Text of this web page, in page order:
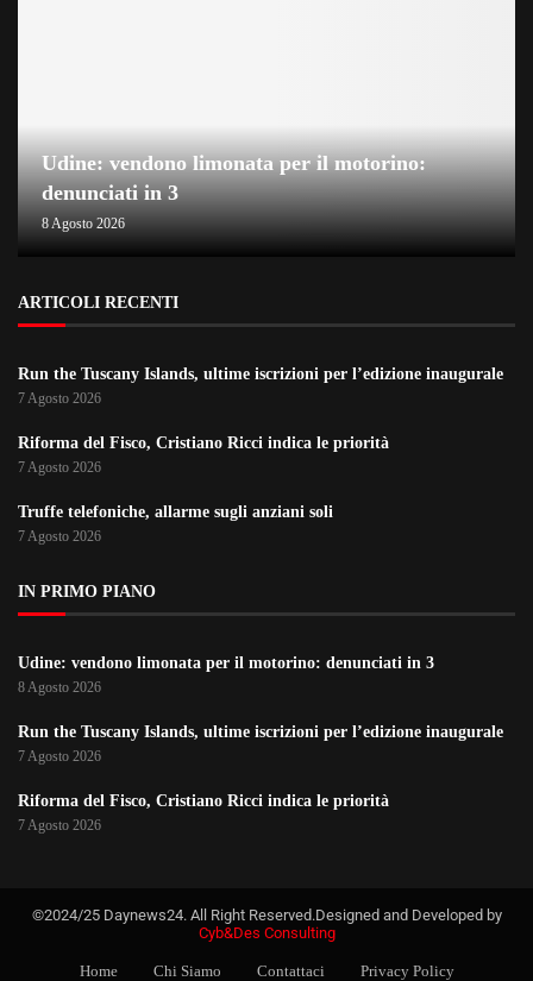
Udine: vendono limonata per il motorino:
denunciati in 3
8 Agosto 2026
ARTICOLI RECENTI
Run the Tuscany Islands, ultime iscrizioni per l’edizione inaugurale
7 Agosto 2026
Riforma del Fisco, Cristiano Ricci indica le priorità
7 Agosto 2026
Truffe telefoniche, allarme sugli anziani soli
7 Agosto 2026
IN PRIMO PIANO
Udine: vendono limonata per il motorino: denunciati in 3
8 Agosto 2026
Run the Tuscany Islands, ultime iscrizioni per l’edizione inaugurale
7 Agosto 2026
Riforma del Fisco, Cristiano Ricci indica le priorità
7 Agosto 2026
©2024/25 Daynews24. All Right Reserved.Designed and Developed by
Cyb&Des Consulting
Home Chi Siamo Contattaci Privacy Policy